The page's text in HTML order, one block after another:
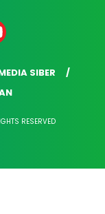
SIBER
RESERVED